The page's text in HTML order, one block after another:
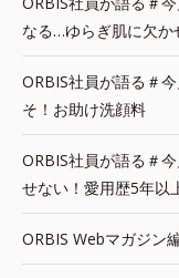
なる…ゆらぎ肌に欠か
ORBIS社員が語る＃
そ！お助け洗顔料
ORBIS社員が語る＃
せない！愛用歴5年以
ORBIS Webマガジン